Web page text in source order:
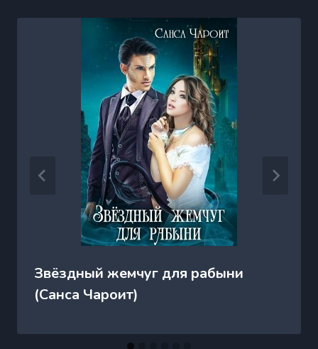
Звёздный жемчуг для рабыни
(Санса Чароит)